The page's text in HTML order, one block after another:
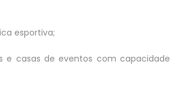
esportiva;
e casas de eventos com capacidade